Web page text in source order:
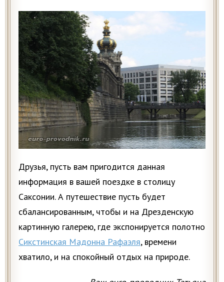
Друзья, пусть вам пригодится данная
информация в вашей поездке в столицу
Саксонии. А путешествие пусть будет
сбалансированным, чтобы и на Дрезденскую
картинную галерею, где экспонируется полотно
Сикстинская Мадонна Рафаэля, времени
хватило, и на спокойный отдых на природе.